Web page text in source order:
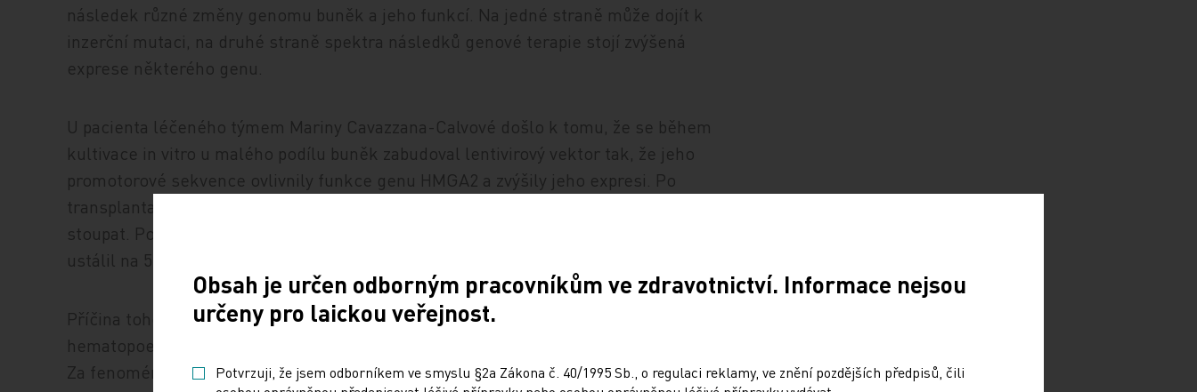
následek různé změny genomu buněk a jeho funkcí. Na jedné straně může dojít k
inzerční mutaci, na druhé straně spektra následků genové terapie stojí zvýšená
exprese některého genu.
U pacienta léčeného týmem Mariny Cavazzana-Calvové došlo k tomu, že se během
kultivace in vitro u malého podílu buněk zabudoval lentivirový vektor tak, že jeho
promotorové sekvence ovlivnily funkce genu HMGA2 a zvýšily jeho expresi. Po
transplantaci začal podíl klonu těchto buněk v populaci hematopoetických buněk
stoupat. Po roce se podíl hematopoetických buněk se zvýšenou expresí HMGA2
ustálil na 50 procent.
Příčina tohoto nárůstu není jasná. Může to být následek skutečnosti, že se celý
hematopoetický systém pacienta obnovil z populace čítající jen několik málo buněk.
Za fenoménem se však může skrývat i zvýšený potenciál buněk k buněčnému dělení.
Obsah je určen odborným pracovníkům ve zdravotnictví. Informace nejsou
určeny pro laickou veřejnost.
Potvrzuji, že jsem odborníkem ve smyslu §2a Zákona č. 40/1995 Sb., o regulaci reklamy, ve znění pozdějších předpisů, čili